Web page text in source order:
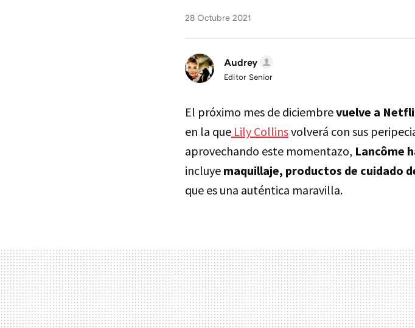
28 Octubre 2021
Audrey
Editor Senior
El próximo mes de diciembrevuelve a
en la que Lily Collinsvolverá con sus
aprovechando este momentazo, Lancôme
incluye maquillaje, productos de cuidado
que es una auténtica maravilla.